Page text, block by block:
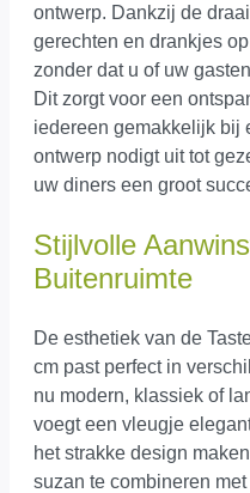
ontwerp. Dankzij de
gerechten en drankjes
zonder dat u of uw
Dit zorgt voor een
iedereen gemakkelijk bij
ontwerp nodigt uit tot
uw diners een groot
Stijlvolle
Buitenruimte
De esthetiek van de
cm past perfect in
nu modern, klassiek of
voegt een vleugje
het strakke design
suzan te combineren